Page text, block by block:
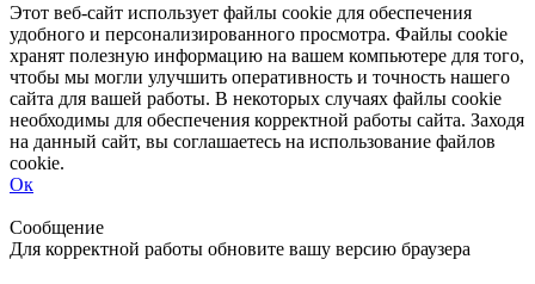
Этот веб-сайт использует файлы cookie для обеспечения
удобного и персонализированного просмотра. Файлы cookie
хранят полезную информацию на вашем компьютере для того,
чтобы мы могли улучшить оперативность и точность нашего
сайта для вашей работы. В некоторых случаях файлы cookie
необходимы для обеспечения корректной работы сайта. Заходя
на данный сайт, вы соглашаетесь на использование файлов
cookie.
Ок
Сообщение
Для корректной работы обновите вашу версию браузера